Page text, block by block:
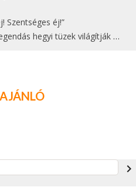
Szentséges éj!”
tüzek világítják meg Zugspitzét
navigate_next